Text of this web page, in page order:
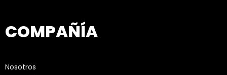
COMPAÑÍA
Nosotros